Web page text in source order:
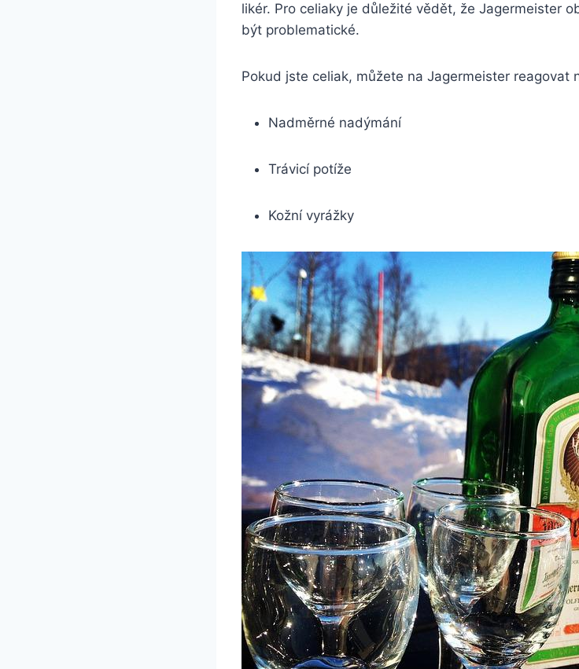
likér. Pro celiaky je důležité vědět, že Jagermeister
být problematické.
Pokud jste celiak, můžete na Jagermeister reagovat
Nadměrné nadýmání
Trávicí potíže
Kožní vyrážky